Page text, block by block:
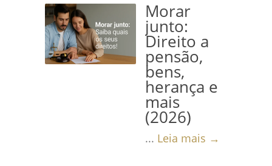
retornar ao Brasil,...Leia mais
→
Morar
junto:
Direito a
pensão,
bens,
herança e
mais
(2026)
... Leia mais →